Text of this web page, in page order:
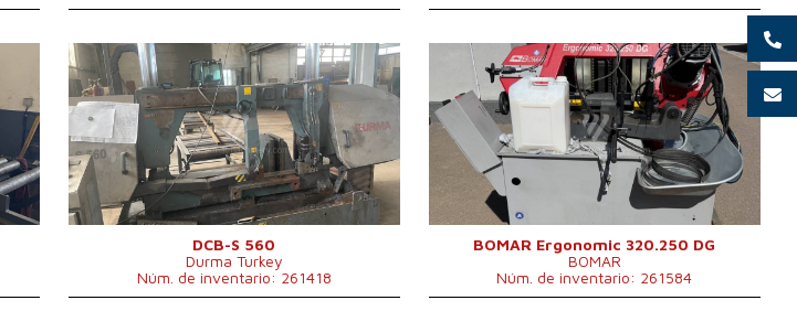
Año de fabricación:
2014
Diámetro máx. del material
cortado
560 mm
Potencia del motor eléctrico
principal
4 kW
Dimensiones largo x ancho x
alto
3500x1400x2100
mm
Peso de la máquina
3000 kg
Sistema de control
No
DCB-S 560
Durma Turkey
Núm. de inventario: 261418
Año de fabricación:
2018
Diámetro máx. del material
cortado
250 mm
Potencia del motor eléctrico
principal
1,1 kW
Dimensiones largo x ancho x
1670x1166x1239
mm
Peso de la máquina
Sistema de control
No
BOMAR Ergonomic 320.250 DG
BOMAR
Núm. de inventario: 261584